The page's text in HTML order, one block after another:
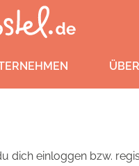
dich einloggen bzw.